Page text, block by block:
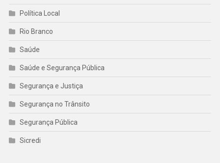
Política Local
Rio Branco
Saúde
Saúde e Segurança Pública
Segurança e Justiça
Segurança no Trânsito
Segurança Pública
Sicredi